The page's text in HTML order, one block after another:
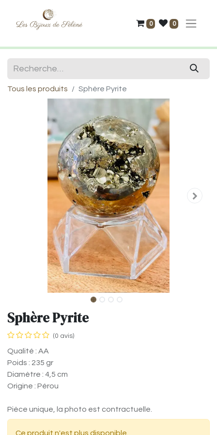
0 0
Tous les produits Sphère Pyrite
Sphère Pyrite
(0 avis)
Qualité : AA
Poids : 235 gr
Diamètre : 4,5 cm
Origine : Pérou
Pièce unique, la photo est contractuelle.
Ce produit n'est plus disponible.